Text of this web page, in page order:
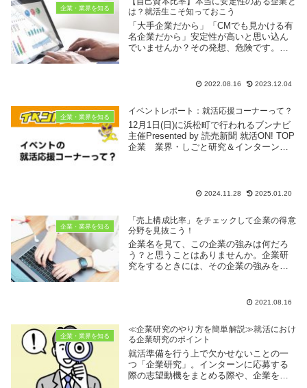
企業・業界を知る
は？就活生こそ知っておこう
「大手企業だから」「CMでも見かける有
名企業だから」安定性が高いと思い込ん
でいませんか？その発想、危険です。本
必須！「自己資本比率とは？」「自己資
2022.08.16 2023.12.04
企業・業界を知る
イベントレポート：就活応援コーナーって？
12月1日(日)に浜松町で行われるブンナビ
主催Presented by 読売新聞 就活ON! TOP
企業 業界・しごと研究＆インターンシ
2024.11.28 2025.01.20
企業・業界を知る
「売上構成比率」をチェックして企業の得意
分野を見抜こう！
企業名を見て、この企業の強みは何だろ
う？と思うことはありませんか。企業研
究をするときには、その企業の強みを知
企業の強み分野を読み解くポイントを紹
2021.08.16
企業・業界を知る
≪企業研究のやり方を簡単解説≫就活におけ
る企業研究のポイント
就活準備を行う上で欠かせないことの一
つ「企業研究」。インターンに応募する
際の志望動機をまとめる際や、企業を絞